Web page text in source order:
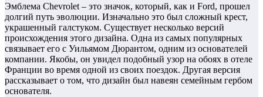
Эмблема Chevrolet – это значок, который, как и Ford, прошел
долгий путь эволюции. Изначально это был сложный крест,
украшенный галстуком. Существует несколько версий
происхождения этого дизайна. Одна из самых популярных
связывает его с Уильямом Дюрантом, одним из основателей
компании. Якобы, он увидел подобный узор на обоях в отеле
Франции во время одной из своих поездок. Другая версия
рассказывает о том, что дизайн был навеян семейным гербом
основателя.